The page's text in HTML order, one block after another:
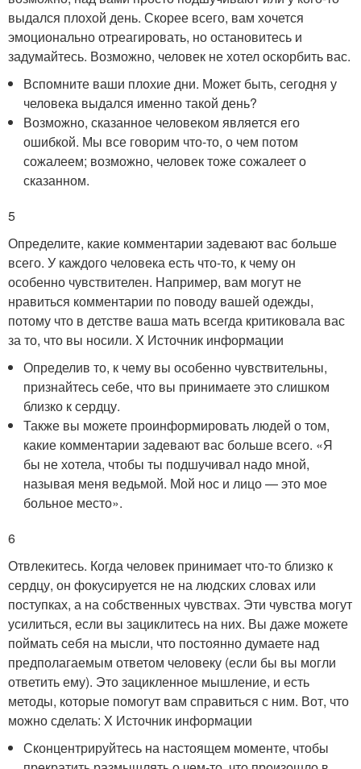
выдался плохой день. Скорее всего, вам хочется
эмоционально отреагировать, но остановитесь и
задумайтесь. Возможно, человек не хотел оскорбить вас.
Вспомните ваши плохие дни. Может быть, сегодня у
человека выдался именно такой день?
Возможно, сказанное человеком является его
ошибкой. Мы все говорим что-то, о чем потом
сожалеем; возможно, человек тоже сожалеет о
сказанном.
5
Определите, какие комментарии задевают вас больше
всего. У каждого человека есть что-то, к чему он
особенно чувствителен. Например, вам могут не
нравиться комментарии по поводу вашей одежды,
потому что в детстве ваша мать всегда критиковала вас
за то, что вы носили. X Источник информации
Определив то, к чему вы особенно чувствительны,
признайтесь себе, что вы принимаете это слишком
близко к сердцу.
Также вы можете проинформировать людей о том,
какие комментарии задевают вас больше всего. «Я
бы не хотела, чтобы ты подшучивал надо мной,
называя меня ведьмой. Мой нос и лицо — это мое
больное место».
6
Отвлекитесь. Когда человек принимает что-то близко к
сердцу, он фокусируется не на людских словах или
поступках, а на собственных чувствах. Эти чувства могут
усилиться, если вы зациклитесь на них. Вы даже можете
поймать себя на мысли, что постоянно думаете над
предполагаемым ответом человеку (если бы вы могли
ответить ему). Это зацикленное мышление, и есть
методы, которые помогут вам справиться с ним. Вот, что
можно сделать: X Источник информации
Сконцентрируйтесь на настоящем моменте, чтобы